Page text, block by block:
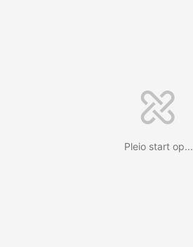
Pleio start op...